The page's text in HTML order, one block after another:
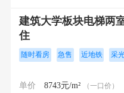
建筑大学板块电梯两
住
随时看房
急售 近地铁 采
单价 8743元/m² （一口价）